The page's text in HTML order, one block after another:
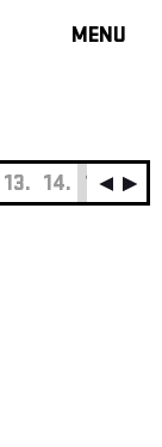
MENU
JAZZ
13. 14. 15. 16.